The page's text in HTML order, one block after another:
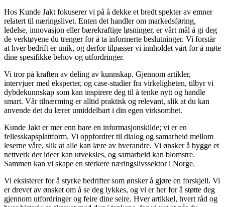
Hos Kunde Jakt fokuserer vi på å dekke et bredt spekter av emner
relatert til næringslivet. Enten det handler om markedsføring,
ledelse, innovasjon eller bærekraftige løsninger, er vårt mål å gi deg
de verktøyene du trenger for å ta informerte beslutninger. Vi forstår
at hver bedrift er unik, og derfor tilpasser vi innholdet vårt for å møte
dine spesifikke behov og utfordringer.
Vi tror på kraften av deling av kunnskap. Gjennom artikler,
intervjuer med eksperter, og case-studier fra virkeligheten, tilbyr vi
dybdekunnskap som kan inspirere deg til å tenke nytt og handle
smart. Vår tilnærming er alltid praktisk og relevant, slik at du kan
anvende det du lærer umiddelbart i din egen virksomhet.
Kunde Jakt er mer enn bare en informasjonskilde; vi er en
fellesskapsplattform. Vi oppfordrer til dialog og samarbeid mellom
leserne våre, slik at alle kan lære av hverandre. Vi ønsker å bygge et
nettverk der ideer kan utveksles, og samarbeid kan blomstre.
Sammen kan vi skape en sterkere næringslivssektor i Norge.
Vi eksisterer for å styrke bedrifter som ønsker å gjøre en forskjell. Vi
er drevet av ønsket om å se deg lykkes, og vi er her for å støtte deg
gjennom utfordringer og feire dine seire. Hver artikkel, hvert råd og